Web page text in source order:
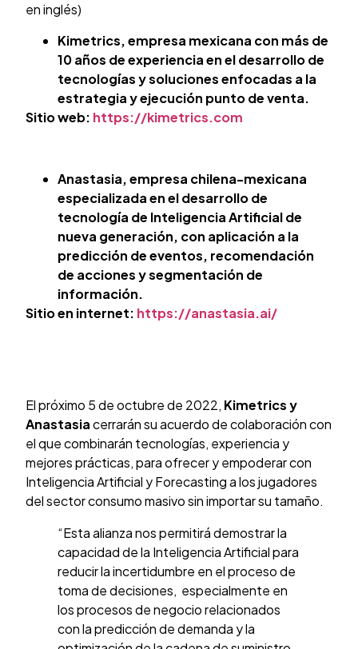
en inglés)
Kimetrics, empresa mexicana con más de
10 años de experiencia en el desarrollo de
tecnologías y soluciones enfocadas a la
estrategia y ejecución punto de venta.
Sitio web: https://kimetrics.com
Anastasia, empresa chilena-mexicana
especializada en el desarrollo de
tecnología de Inteligencia Artificial de
nueva generación, con aplicación a la
predicción de eventos, recomendación
de acciones y segmentación de
información.
Sitio en internet: https://anastasia.ai/
El próximo 5 de octubre de 2022, Kimetrics y
Anastasiacerrarán su acuerdo de colaboración con
el que combinarán tecnologías, experiencia y
mejores prácticas, para ofrecer y empoderar con
Inteligencia Artificial y Forecasting a los jugadores
del sector consumo masivo sin importar su tamaño.
“Esta alianza nos permitirá demostrar la
capacidad de la Inteligencia Artificial para
reducir la incertidumbre en el proceso de
toma de decisiones, especialmente en
los procesos de negocio relacionados
con la predicción de demanda y la